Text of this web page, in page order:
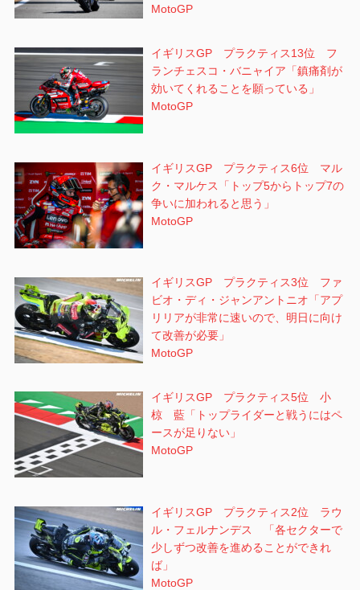
MotoGP
イギリスGP プラクティス13位 フ
ランチェスコ・バニャイア「鎮痛剤が
効いてくれることを願っている」
MotoGP
イギリスGP プラクティス6位 マル
ク・マルケス「トップ5からトップ7の
争いに加われると思う」
MotoGP
イギリスGP プラクティス3位 ファ
ビオ・ディ・ジャンアントニオ「アプ
リリアが非常に速いので、明日に向け
て改善が必要」
MotoGP
イギリスGP プラクティス5位 小
椋 藍「トップライダーと戦うにはペ
ースが足りない」
MotoGP
イギリスGP プラクティス2位 ラウ
ル・フェルナンデス 「各セクターで
少しずつ改善を進めることができれ
ば」
MotoGP